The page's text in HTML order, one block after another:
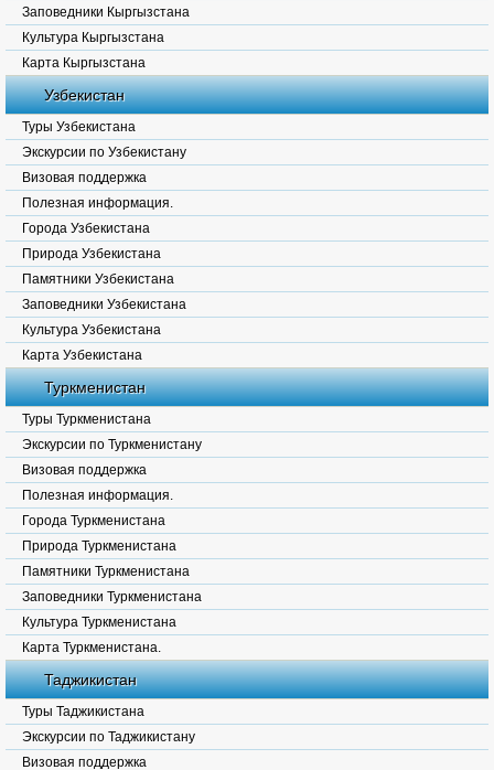
Заповедники Кыргызстана
Культура Кыргызстана
Карта Кыргызстана
Узбекистан
Туры Узбекистана
Экскурсии по Узбекистану
Визовая поддержка
Полезная информация.
Города Узбекистана
Природа Узбекистана
Памятники Узбекистана
Заповедники Узбекистана
Культура Узбекистана
Карта Узбекистана
Туркменистан
Туры Туркменистана
Экскурсии по Туркменистану
Визовая поддержка
Полезная информация.
Города Туркменистана
Природа Туркменистана
Памятники Туркменистана
Заповедники Туркменистана
Культура Туркменистана
Карта Туркменистана.
Таджикистан
Туры Таджикистана
Экскурсии по Таджикистану
Визовая поддержка